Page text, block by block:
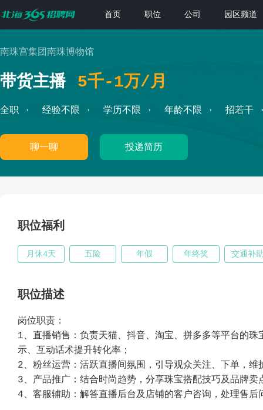
首页 职位 公司 园区频道
南珠宫集团南珠博物馆
带货主播 5千-1万/月
全职 经验不限 学历不限 年龄不限 招若干
聊一聊 投递简历
职位福利
月休4天 五险 年假 年终奖 交通补
职位描述
岗位职责：
1、直播销售：负责天猫、抖音、淘宝、拼多多等平台的
示、互动话术提升转化率；
2、粉丝运营：活跃直播间氛围，引导观众关注、下单，维
3、产品推广：结合时尚趋势，分享珠宝搭配技巧及品牌卖
4、客服辅助：解答直播后台及店铺的客户咨询，处理售后